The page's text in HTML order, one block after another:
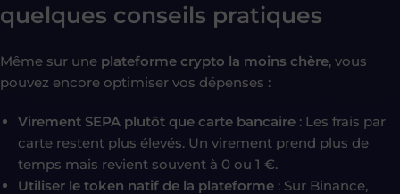
quelques conseils pratiques
Même sur une plateforme crypto la moins chère, vous
pouvez encore optimiser vos dépenses :
Virement SEPA plutôt que carte bancaire : Les frais par
carte restent plus élevés. Un virement prend plus de
temps mais revient souvent à 0 ou 1 €.
Utiliser le token natif de la plateforme : Sur Binance,